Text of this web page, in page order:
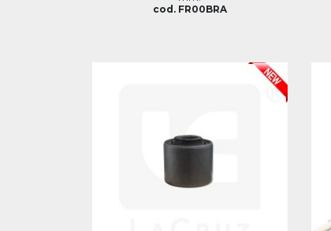
cod. FR00BRA